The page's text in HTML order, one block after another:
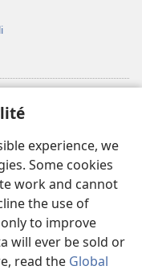
experience, we
Some cookies
work and cannot
the use of
to improve
will ever be sold or
read the Global